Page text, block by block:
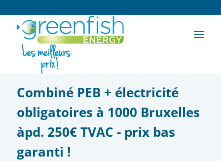
Combiné PEB + électricité
obligatoires à 1000 Bruxelles
àpd. 250€ TVAC - prix bas
garanti !